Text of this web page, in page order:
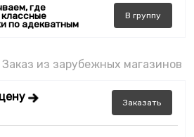
где
классные
по адекватным
В группу
Заказ из зарубежных магазинов
Заказать